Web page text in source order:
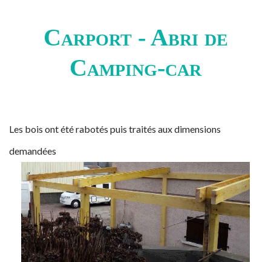
Carport - Abri de
Camping-car
Les bois ont été rabotés puis traités aux dimensions
demandées